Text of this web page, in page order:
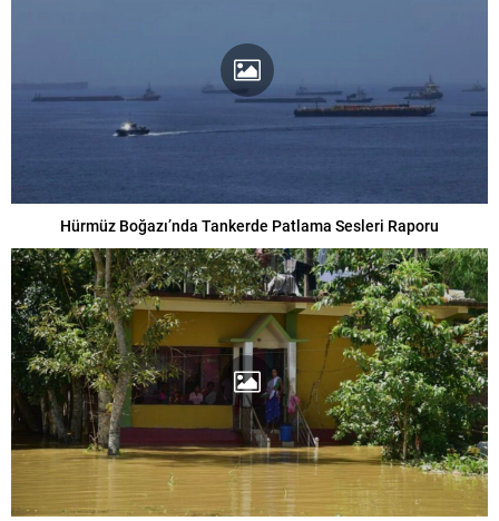
Hürmüz Boğazı’nda Tankerde Patlama Sesleri Raporu